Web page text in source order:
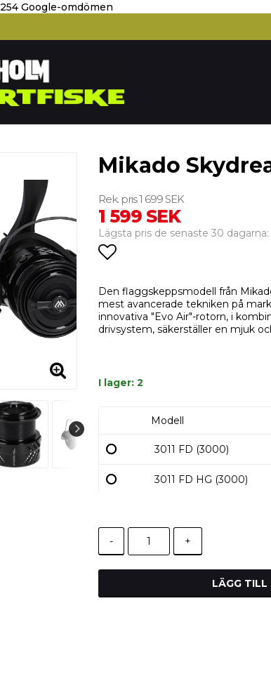
254 Google-omdömen
Mikado
1 699 SEK
1 599 SEK
Lägsta pris de senaste 30 dagarna
Den flaggskeppsmodell från
mest avancerade tekniken på
innovativa "Evo Air"-rotorn, i
drivsystem, säkerställer en mjuk
Modell
3011 FD (3000)
3011 FD HG (3000)
I lager: 2
- +
LÄGG TILL